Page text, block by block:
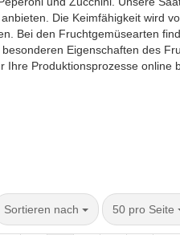
Die Keimfähigkeit wird
Bei den Fruchtgemüsearten
Eigenschaften des
Ihre Produktionsprozesse
Sortieren nach 50 pro Seite